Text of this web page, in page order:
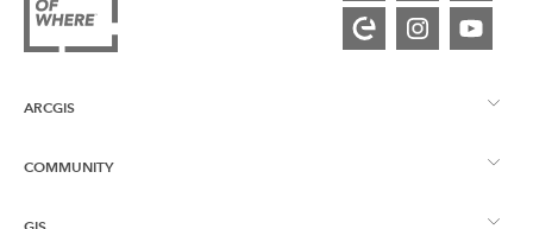
ARCGIS
ArcGIS – Überblick
COMMUNITY